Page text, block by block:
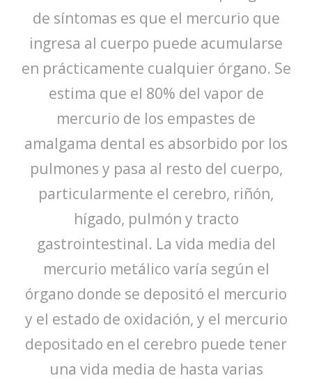
de síntomas es que el mercurio que
ingresa al cuerpo puede acumularse
en prácticamente cualquier órgano. Se
estima que el 80% del vapor de
mercurio de los empastes de
amalgama dental es absorbido por los
pulmones y pasa al resto del cuerpo,
particularmente el cerebro, riñón,
hígado, pulmón y tracto
gastrointestinal. La vida media del
mercurio metálico varía según el
órgano donde se depositó el mercurio
y el estado de oxidación, y el mercurio
depositado en el cerebro puede tener
una vida media de hasta varias